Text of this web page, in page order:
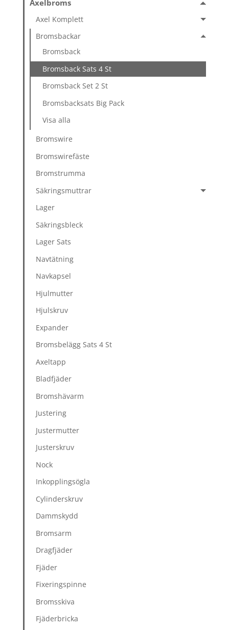
Axelbroms
Axel Komplett
Bromsbackar
Bromsback
Bromsback Sats 4 St
Bromsback Set 2 St
Bromsbacksats Big Pack
Visa alla
Bromswire
Bromswirefäste
Bromstrumma
Säkringsmuttrar
Lager
Säkringsbleck
Lager Sats
Navtätning
Navkapsel
Hjulmutter
Hjulskruv
Expander
Bromsbelägg Sats 4 St
Axeltapp
Bladfjäder
Bromshävarm
Justering
Justermutter
Justerskruv
Nock
Inkopplingsögla
Cylinderskruv
Dammskydd
Bromsarm
Dragfjäder
Fjäder
Fixeringspinne
Bromsskiva
Fjäderbricka